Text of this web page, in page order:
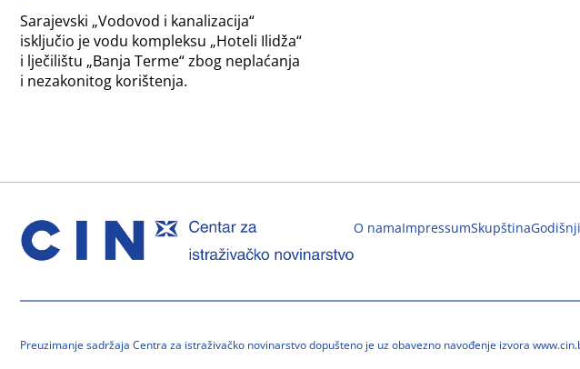
Sarajevski „Vodovod i kanalizacija“
isključio je vodu kompleksu „Hoteli Ilidža“
i lječilištu „Banja Terme“ zbog neplaćanja
i nezakonitog korištenja.
O namaImpressumSkupština
Preuzimanje sadržaja Centra za istraživačko novinarstvo dopušteno je uz obavezno navođenje izvora